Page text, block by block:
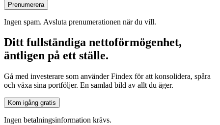
Prenumerera
Ingen spam. Avsluta prenumerationen när du vill.
Ditt fullständiga nettoförmögenhet,
äntligen på ett ställe.
Gå med investerare som använder Findex för att konsolidera, spåra
och växa sina portföljer. En samlad bild av allt du äger.
Kom igång gratis
Ingen betalningsinformation krävs.